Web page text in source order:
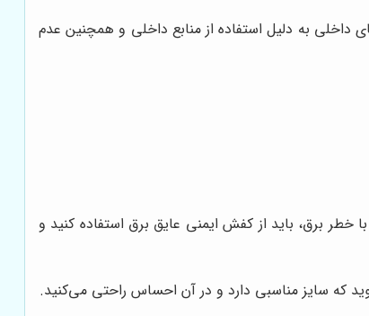
داخلی به دلیل استفاده از منابع داخلی و همچنین عدم
برق، باید از کفش ایمنی عایق برق استفاده کنید و
که سایز مناسبی دارد و در آن احساس راحتی می‌کنید.